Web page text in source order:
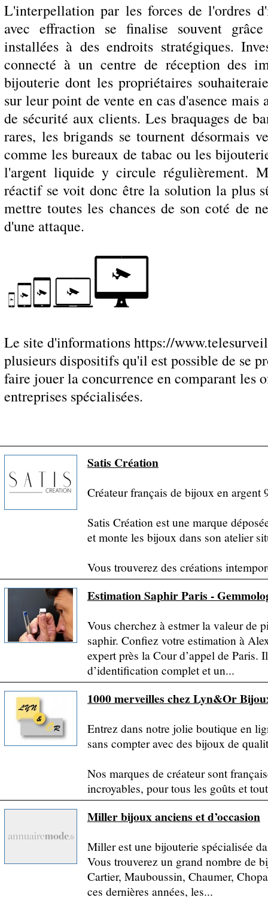
L'interpellation par les forces de l'ordres
avec effraction se finalise souvent
installées à des endroits stratégiques.
connecté à un centre de réception des
bijouterie dont les propriétaires
sur leur point de vente en cas d'asence
de sécurité aux clients. Les braquages de
rares, les brigands se tournent désormais
comme les bureaux de tabac ou les
l'argent liquide y circule régulièrement.
réactif se voit donc être la solution la plus
mettre toutes les chances de son coté de
d'une attaque.
Le site d'informations https://
plusieurs dispositifs qu'il est possible de se
faire jouer la concurrence en comparant les
entreprises spécialisées.
Satis Création
Créateur français de bijoux en argent
Satis Création est une marque
et monte les bijoux dans son atelier
Vous trouverez des créations
Estimation Saphir Paris -
Vous cherchez à estmer la valeur de
saphir. Confiez votre estimation à
expert près la Cour d’appel de Paris.
d’identification complet et un...
1000 merveilles chez Lyn&Or
Entrez dans notre jolie boutique en
sans compter avec des bijoux de
Nos marques de créateur sont
incroyables, pour tous les goûts et
Miller bijoux anciens et d’occasion
Miller est une bijouterie spécialisée
Vous trouverez un grand nombre de
Cartier, Mauboussin, Chaumer,
ces dernières années, les...